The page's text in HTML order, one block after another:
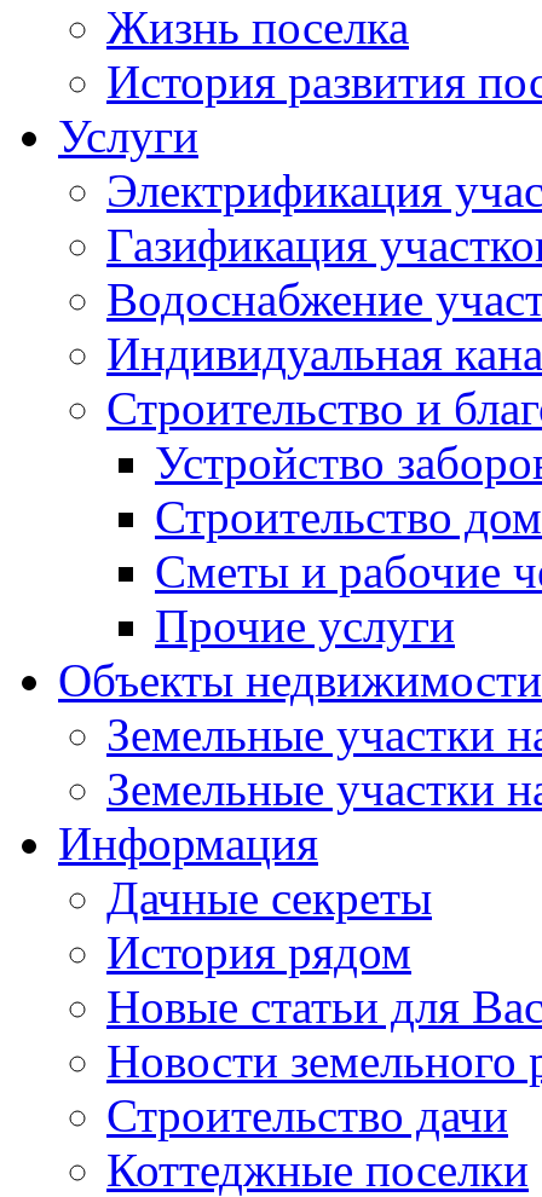
Жизнь поселка
История развития
Услуги
Электрификация
Газификация
Водоснабжение
Индивидуальная
Строительство и
Устройство
Строительство
Сметы и рабочие
Прочие услуги
Объекты недвижимости
Земельные участки
Земельные участки
Информация
Дачные секреты
История рядом
Новые статьи для
Новости земельного
Строительство дачи
Коттеджные поселки